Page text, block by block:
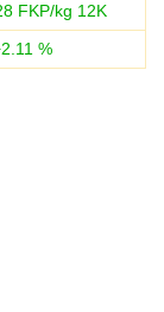
FKP/kg 12K
2.11 %